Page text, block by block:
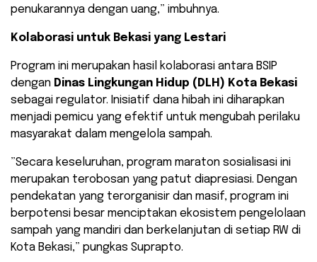
penukarannya dengan uang,” imbuhnya.
Kolaborasi untuk Bekasi yang Lestari
​Program ini merupakan hasil kolaborasi antara BSIP
dengan Dinas Lingkungan Hidup (DLH) Kota Bekasi
sebagai regulator. Inisiatif dana hibah ini diharapkan
menjadi pemicu yang efektif untuk mengubah perilaku
masyarakat dalam mengelola sampah.
​”Secara keseluruhan, program maraton sosialisasi ini
merupakan terobosan yang patut diapresiasi. Dengan
pendekatan yang terorganisir dan masif, program ini
berpotensi besar menciptakan ekosistem pengelolaan
sampah yang mandiri dan berkelanjutan di setiap RW di
Kota Bekasi,” pungkas Suprapto.